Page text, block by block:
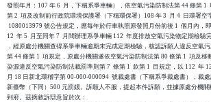
發照年月：107 年 6  月，下稱系爭車輛），依空氣污染防制法第 44 條第 1
第 2  項及改制前行政院環境保護署（下稱環保署）108 年 3  月 4  日環署空
1080013979 號公告規定，應每年於行車執照原發照月份前後 1  個月內，
12  年 5  月至同年 7  月間辦理系爭車輛 112  年度排放空氣污染物定期檢驗
，經原處分機關查得系爭車輛逾期未完成定期檢驗，核認訴願人違反空氣
第 44 條第 1  項規定，原處分機關遂依空氣污染防制法第 80 條第 1  項及移
染源違反空氣污染防制法裁罰準則第 7  條第 1  款第 1  目規定，以 112  年 12
月 18 日新北環稽字第 00-000-000094  號裁處書（下稱系爭裁處書），裁
新臺幣（下同）500 元罰鍰。訴願人不服，提起本件訴願，並據原處分機關
到府。茲摘敘訴辯意旨於次：